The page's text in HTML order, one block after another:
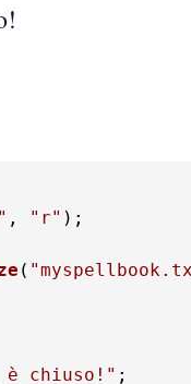
, "r"
(
chiuso!" ;